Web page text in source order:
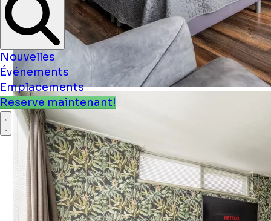
Nouvelles
Événements
Emplacements
Reserve maintenant!